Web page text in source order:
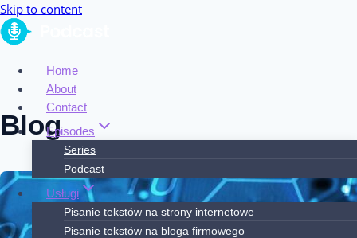
Skip to content
Home
About
Contact
Episodes
Series
Podcast
Usługi
Pisanie tekstów na strony internetowe
Pisanie tekstów na bloga firmowego
Blog